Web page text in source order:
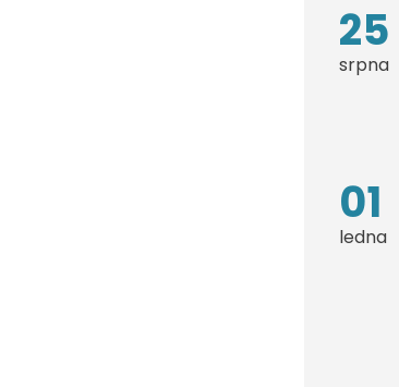
25
srpna
01
ledna